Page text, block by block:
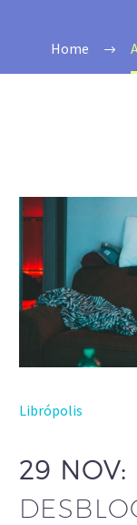
Home
Librópolis
29 NOV: